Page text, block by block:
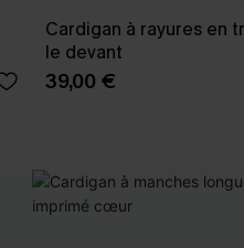
Cardigan à rayures en
le devant
39,00 €